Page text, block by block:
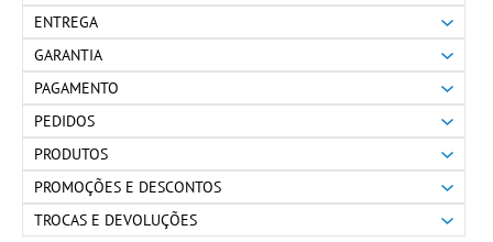
ENTREGA
GARANTIA
PAGAMENTO
PEDIDOS
PRODUTOS
PROMOÇÕES E DESCONTOS
TROCAS E DEVOLUÇÕES